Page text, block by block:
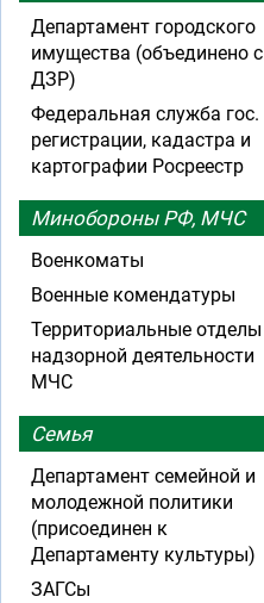
Департамент городского
имущества (объединено с
ДЗР)
Федеральная служба гос.
регистрации, кадастра и
картографии Росреестр
Минобороны РФ, МЧС
Военкоматы
Военные комендатуры
Территориальные отделы
надзорной деятельности
МЧС
Семья
Департамент семейной и
молодежной политики
(присоединен к
Департаменту культуры)
ЗАГСы